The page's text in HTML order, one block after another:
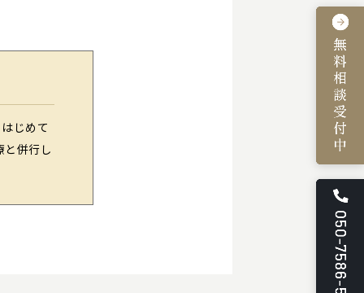
じめて
併行し